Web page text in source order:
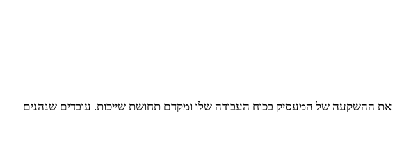
את ההשקעה של המעסיק בכוח העבודה שלו ומקדם תחושת שייכות. עובדים שנהנים